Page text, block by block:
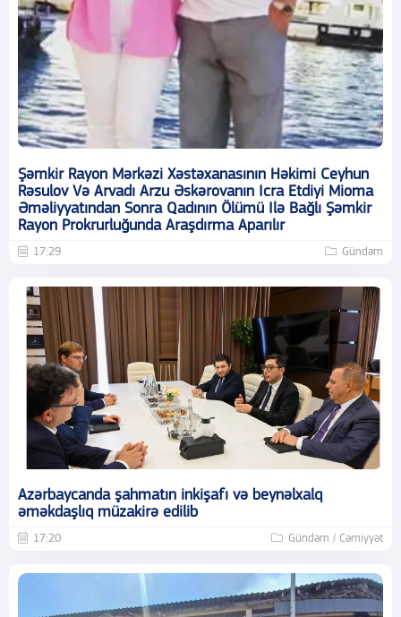
Şəmkir Rayon Mərkəzi Xəstəxanasının Həkimi Ceyhun
Rəsulov Və Arvadı Arzu Əskərovanın Icra Etdiyi Mioma
Əməliyyatından Sonra Qadının Ölümü Ilə Bağlı Şəmkir
Rayon Prokrurluğunda Araşdırma Aparılır
17:29 Gündəm
Azərbaycanda şahmatın inkişafı və beynəlxalq
əməkdaşlıq müzakirə edilib
17:20 Gündəm / Cəmiyyət